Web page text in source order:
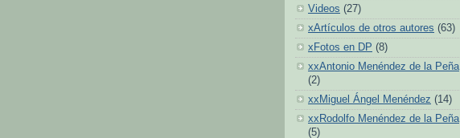
Videos (27)
xArtículos de otros autores (63)
xFotos en DP (8)
xxAntonio Menéndez de la Peña
(2)
xxMiguel Ángel Menéndez (14)
xxRodolfo Menéndez de la Peña
(5)